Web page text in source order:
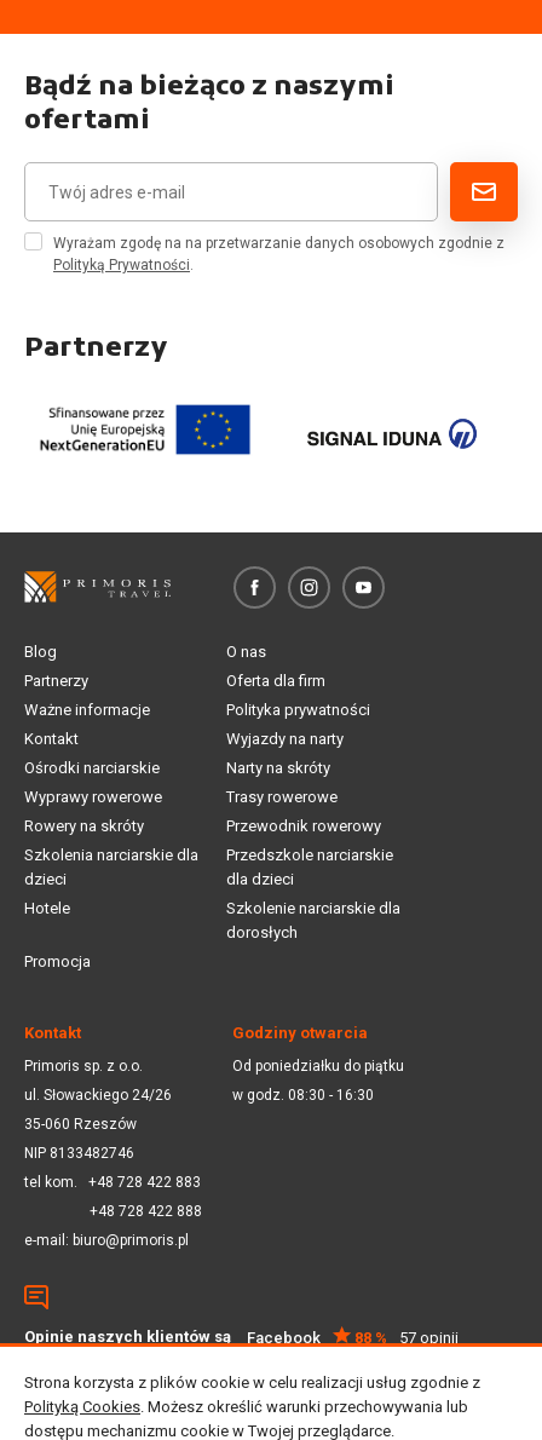
Bądź na bieżąco z naszymi
ofertami
Wyrażam zgodę na na przetwarzanie danych osobowych zgodnie z
Polityką Prywatności.
Partnerzy
Blog
O nas
Partnerzy
Oferta dla firm
Ważne informacje
Polityka prywatności
Kontakt
Wyjazdy na narty
Ośrodki narciarskie
Narty na skróty
Wyprawy rowerowe
Trasy rowerowe
Rowery na skróty
Przewodnik rowerowy
Szkolenia narciarskie dla
dzieci
Przedszkole narciarskie
dla dzieci
Hotele
Szkolenie narciarskie dla
dorosłych
Promocja
Kontakt
Primoris sp. z o.o.
ul. Słowackiego 24/26
35-060 Rzeszów
NIP 8133482746
tel kom. +48 728 422 883
+48 728 422 888
e-mail: biuro@primoris.pl
Godziny otwarcia
Od poniedziałku do piątku
w godz. 08:30 - 16:30
Opinie naszych klientów są
Facebook 88 %
57 opinii
Strona korzysta z plików cookie w celu realizacji usług zgodnie z
Polityką Cookies. Możesz określić warunki przechowywania lub
dostępu mechanizmu cookie w Twojej przeglądarce.